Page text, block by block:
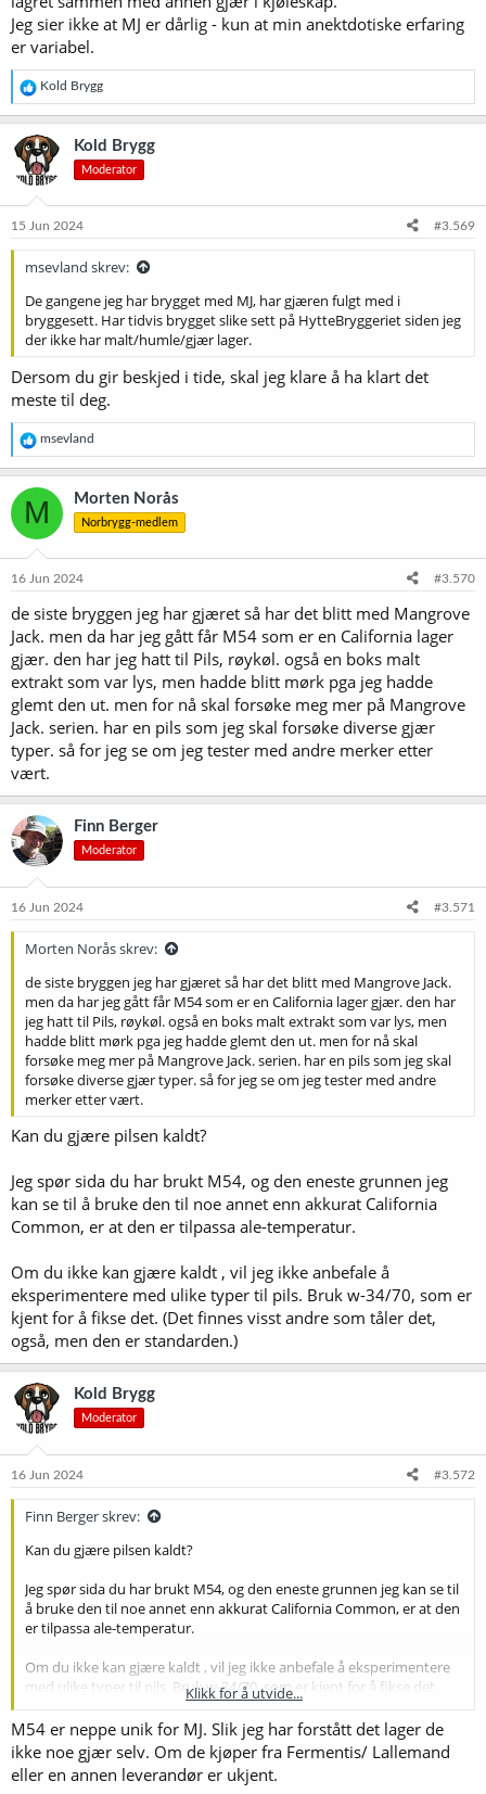
Jeg sier ikke at MJ er dårlig - kun at min anektdotiske erfaring
er variabel.
R
e
a
k
s
j
o
e
Kold Brygg
Kold Brygg
Moderator
15 Jun 2024 #3.569
msevland skrev:
De gangene jeg har brygget med MJ, har gjæren fulgt med i
bryggesett. Har tidvis brygget slike sett på HytteBryggeriet siden jeg
der ikke har malt/humle/gjær lager.
Dersom du gir beskjed i tide, skal jeg klare å ha klart det
meste til deg.
R
e
a
k
s
j
o
e
:
msevland
M Morten Norås
Norbrygg-medlem
16 Jun 2024 #3.570
de siste bryggen jeg har gjæret så har det blitt med Mangrove
Jack. men da har jeg gått får M54 som er en California lager
gjær. den har jeg hatt til Pils, røykøl. også en boks malt
extrakt som var lys, men hadde blitt mørk pga jeg hadde
glemt den ut. men for nå skal forsøke meg mer på Mangrove
Jack. serien. har en pils som jeg skal forsøke diverse gjær
typer. så for jeg se om jeg tester med andre merker etter
vært.
Finn Berger
Moderator
16 Jun 2024 #3.571
Morten Norås skrev:
de siste bryggen jeg har gjæret så har det blitt med Mangrove Jack.
men da har jeg gått får M54 som er en California lager gjær. den har
jeg hatt til Pils, røykøl. også en boks malt extrakt som var lys, men
hadde blitt mørk pga jeg hadde glemt den ut. men for nå skal
forsøke meg mer på Mangrove Jack. serien. har en pils som jeg skal
forsøke diverse gjær typer. så for jeg se om jeg tester med andre
merker etter vært.
Kan du gjære pilsen kaldt?
Jeg spør sida du har brukt M54, og den eneste grunnen jeg
kan se til å bruke den til noe annet enn akkurat California
Common, er at den er tilpassa ale-temperatur.
Om du ikke kan gjære kaldt , vil jeg ikke anbefale å
eksperimentere med ulike typer til pils. Bruk w-34/70, som er
kjent for å fikse det. (Det finnes visst andre som tåler det,
også, men den er standarden.)
Kold Brygg
Moderator
16 Jun 2024 #3.572
Finn Berger skrev:
Kan du gjære pilsen kaldt?
Jeg spør sida du har brukt M54, og den eneste grunnen jeg kan se til
å bruke den til noe annet enn akkurat California Common, er at den
er tilpassa ale-temperatur.
Om du ikke kan gjære kaldt , vil jeg ikke anbefale å eksperimentere
med ulike typer til pils. Bruk w-34/70, som er kjent for å fikse det.
(Det finnes visst andre som tåler det, også, men den er standarden.)
Klikk for å utvide...
M54 er neppe unik for MJ. Slik jeg har forstått det lager de
ikke noe gjær selv. Om de kjøper fra Fermentis/ Lallemand
eller en annen leverandør er ukjent.